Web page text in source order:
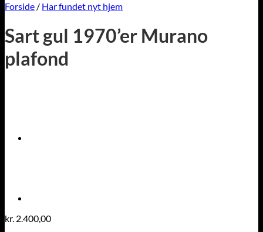
Forside / Har fundet nyt hjem
Sart gul 1970’er Murano
plafond
kr. 2.400,00